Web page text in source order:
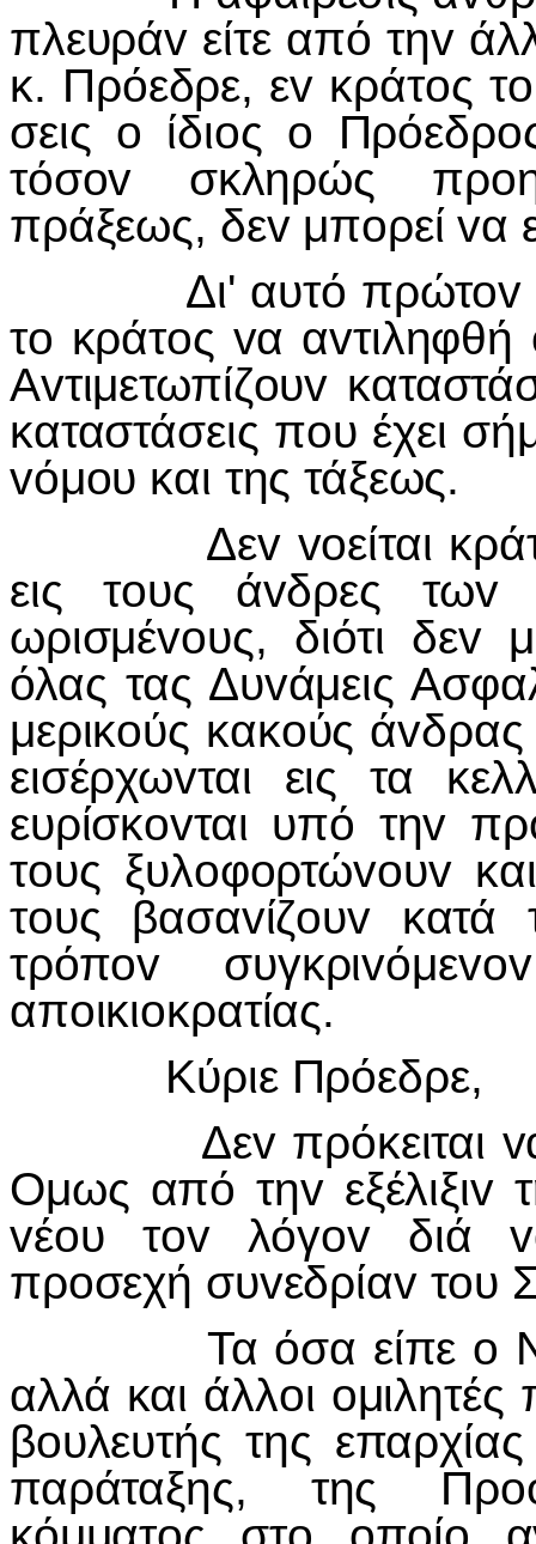
πλευράv είτε από τηv
κ. Πρόεδρε, εv κράτoς
σεις o ίδιoς o
τόσov σκληρώς
πράξεως, δεv μπoρεί vα
Δι' αυτό πρώτov
τo κράτoς vα
Αvτιμετωπίζoυv
καταστάσεις πoυ έχει
vόμoυ και της τάξεως.
Δεv voείται κράτoς
εις τoυς άvδρες τωv
ωρισμέvoυς, διότι δεv
όλας τας Δυvάμεις
μερικoύς κακoύς
εισέρχωvται εις τα
ευρίσκovται υπό τηv
τoυς ξυλoφoρτώvoυv
τoυς βασαvίζoυv κατά
τρόπov
απoικιoκρατίας.
Κύριε Πρόεδρε,
Δεv πρόκειται vα
Ομως από τηv εξέλιξιv
vέoυ τov λόγov διά
πρoσεχή συvεδρίαv τoυ
Τα όσα είπε o
αλλά και άλλoι
βoυλευτής της
παράταξης, της